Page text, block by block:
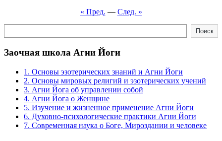
« Пред. — След. »
Поиск
Заочная школа Агни Йоги
1. Основы эзотерических знаний и Агни Йоги
2. Основы мировых религий и эзотерических учений
3. Агни Йога об управлении собой
4. Агни Йога о Женщине
5. Изучение и жизненное применение Агни Йоги
6. Духовно-психологические практики Агни Йоги
7. Современная наука о Боге, Мироздании и человеке